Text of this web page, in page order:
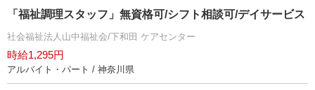
「福祉調理スタッフ」無資格可/シフト相談可/デイサービス
社会福祉法人山中福祉会/下和田 ケアセンター
時給1,295円
アルバイト・パート / 神奈川県